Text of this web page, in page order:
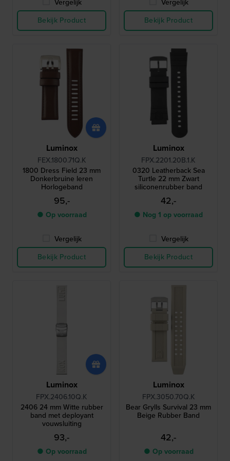
Vergelijk
Bekijk Product
Vergelijk
Bekijk Product
Luminox
FEX.1800.71Q.K
1800 Dress Field 23 mm
Donkerbruine leren
Horlogeband
95,-
● Op voorraad
Vergelijk
Bekijk Product
Luminox
FPX.2201.20B.1.K
0320 Leatherback Sea
Turtle 22 mm Zwart
siliconenrubber band
42,-
● Nog 1 op voorraad
Vergelijk
Bekijk Product
Luminox
FPX.2406.10Q.K
2406 24 mm Witte rubber
band met deployant
vouwsluiting
93,-
● Op voorraad
Luminox
FPX.3050.70Q.K
Bear Grylls Survival 23 mm
Beige Rubber Band
42,-
● Op voorraad